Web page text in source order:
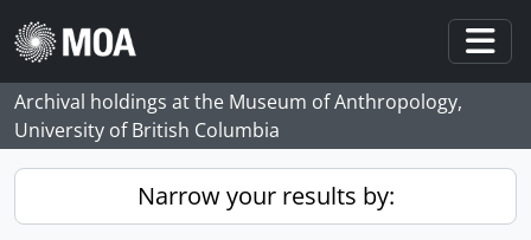
Skip to main content
Archival holdings at the Museum of Anthropology,
University of British Columbia
Narrow your results by: